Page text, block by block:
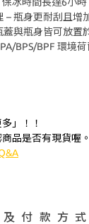
– 瓶身更耐刮且增
蓋與瓶身皆可放置
BPS/BPF 環境
」！！
品是否有現貨喔。
付款方式